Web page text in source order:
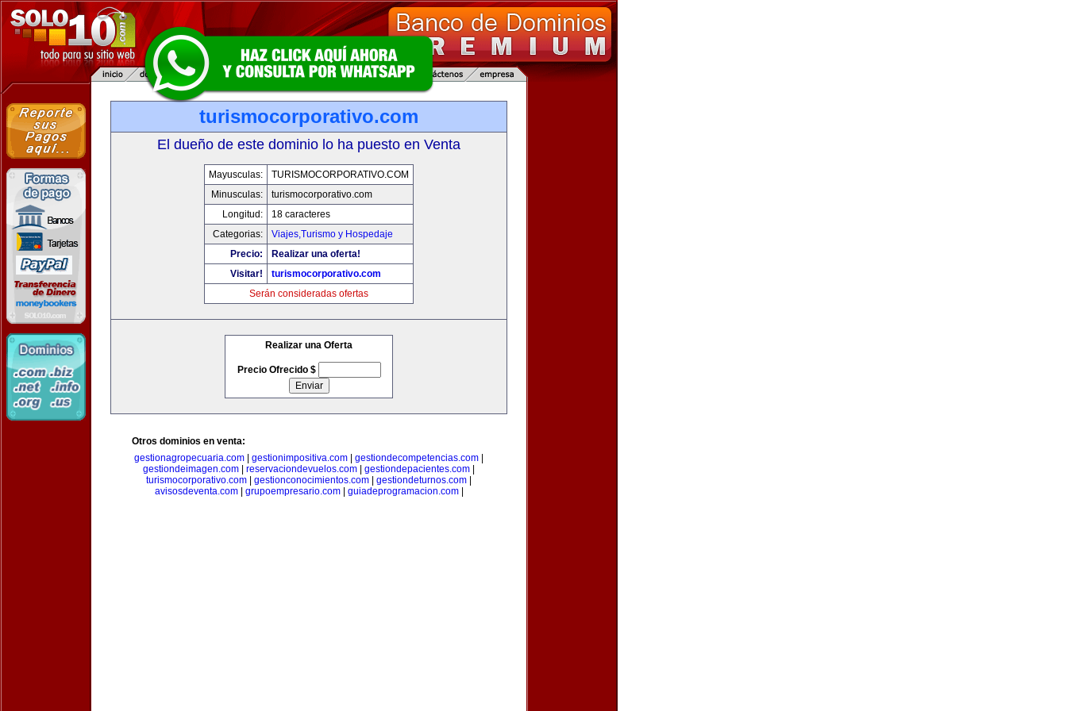
turismocorporativo.com
El dueño de este dominio lo ha puesto en Venta
Mayusculas:
TURISMOCORPORATIVO.COM
Minusculas:
turismocorporativo.com
Longitud:
18 caracteres
Categorias:
Viajes,Turismo y Hospedaje
Precio:
Realizar una oferta!
Visitar!
turismocorporativo.com
Serán consideradas ofertas
Realizar una Oferta
Precio Ofrecido $
Otros dominios en venta:
gestionagropecuaria.com
gestionimpositiva.com gestiondecompetencias.com
gestiondeimagen.com
reservaciondevuelos.com gestiondepacientes.com
turismocorporativo.com
gestionconocimientos.com gestiondeturnos.com
avisosdeventa.com| grupoempresario.com| guiadeprogramacion.com|